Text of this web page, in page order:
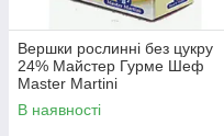
Вершки рослинні без цукру
24% Майстер Гурме Шеф
Master Martini
В наявності